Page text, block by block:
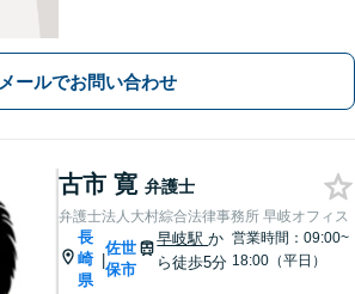
メールでお問い合わせ
古市 寛 弁護士
弁護士法人大村綜合法律事務所 早岐オフィス
長
崎
県
|
佐世
保市
早岐駅か
ら徒歩5分
営業時間：09:00~
18:00（平日）